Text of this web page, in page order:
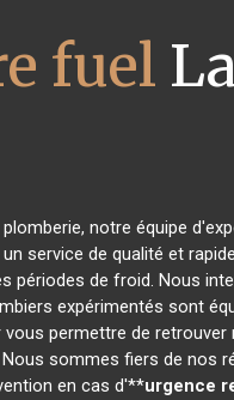
fuel
notre équipe
service de qualité et
périodes de froid. Nous
expérimentés sont
permettre de retrouver
sommes fiers de nos
en cas d'**urgence